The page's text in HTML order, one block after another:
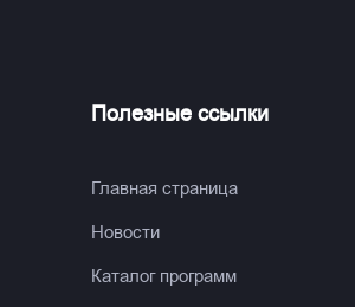
Полезные ссылки
Главная страница
Новости
Каталог программ